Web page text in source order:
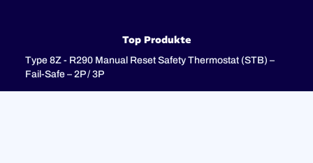
Top Produkte
Type 8Z - R290 Manual Reset Safety Thermostat (STB) –
Fail-Safe – 2P / 3P